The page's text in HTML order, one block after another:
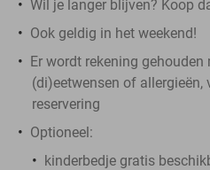
Wil je langer blijven? Koop
Ook geldig in het weekend!
Er wordt rekening gehouden
(di)eetwensen of allergieën,
reservering
Optioneel:
kinderbedje gratis